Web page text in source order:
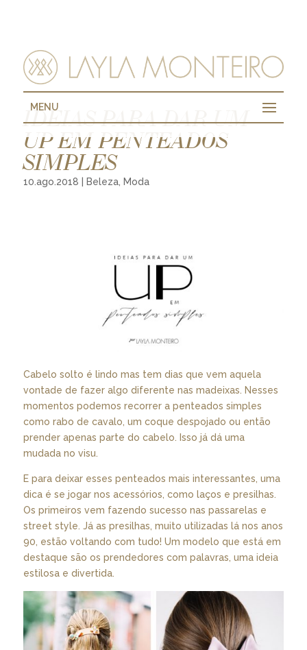
MENU
IDEIAS PARA DAR UM
UP EM PENTEADOS
SIMPLES
10.ago.2018 Beleza, Moda
Cabelo solto é lindo mas tem dias que vem aquela
vontade de fazer algo diferente nas madeixas. Nesses
momentos podemos recorrer a penteados simples
como rabo de cavalo, um coque despojado ou então
prender apenas parte do cabelo. Isso já dá uma
mudada no visu.
E para deixar esses penteados mais interessantes, uma
dica é se jogar nos acessórios, como laços e presilhas.
Os primeiros vem fazendo sucesso nas passarelas e
street style. Já as presilhas, muito utilizadas lá nos anos
90, estão voltando com tudo! Um modelo que está em
destaque são os prendedores com palavras, uma ideia
estilosa e divertida.